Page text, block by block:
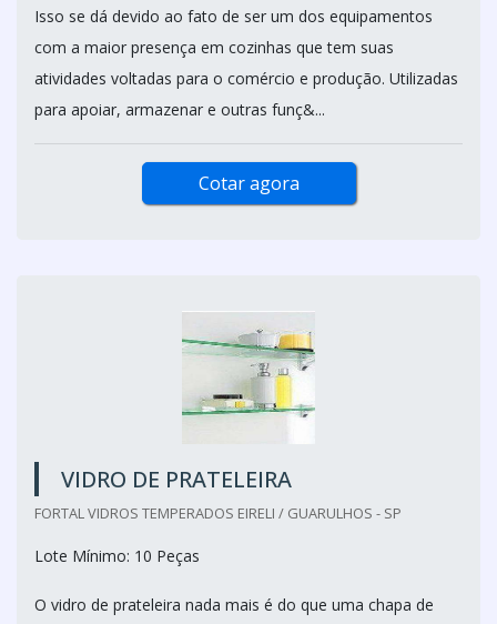
Isso se dá devido ao fato de ser um dos equipamentos
com a maior presença em cozinhas que tem suas
atividades voltadas para o comércio e produção. Utilizadas
para apoiar, armazenar e outras funç&...
Cotar agora
VIDRO DE PRATELEIRA
FORTAL VIDROS TEMPERADOS EIRELI / GUARULHOS - SP
Lote Mínimo: 10 Peças
O vidro de prateleira nada mais é do que uma chapa de